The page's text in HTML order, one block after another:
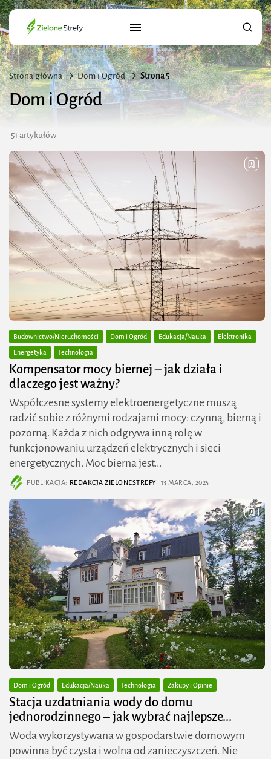
Strona główna Dom i Ogród Strona 5
Dom i Ogród
51 artykułów
Budownictwo/Nieruchomości Dom i Ogród Edukacja/Nauka Elektronika
Energetyka Technologia
Kompensator mocy biernej – jak działa i
dlaczego jest ważny?
Współczesne systemy elektroenergetyczne muszą
radzić sobie z różnymi rodzajami mocy: czynną, bierną i
pozorną. Każda z nich odgrywa inną rolę w
funkcjonowaniu urządzeń elektrycznych i sieci
energetycznych. Moc bierna jest...
PUBLIKACJA: REDAKCJA ZIELONESTREFY 13 MARCA, 2025
Dom i Ogród Edukacja/Nauka Technologia Zakupy i Opinie
Stacja uzdatniania wody do domu
jednorodzinnego – jak wybrać najlepsze...
Woda wykorzystywana w gospodarstwie domowym
powinna być czysta i wolna od zanieczyszczeń. Nie